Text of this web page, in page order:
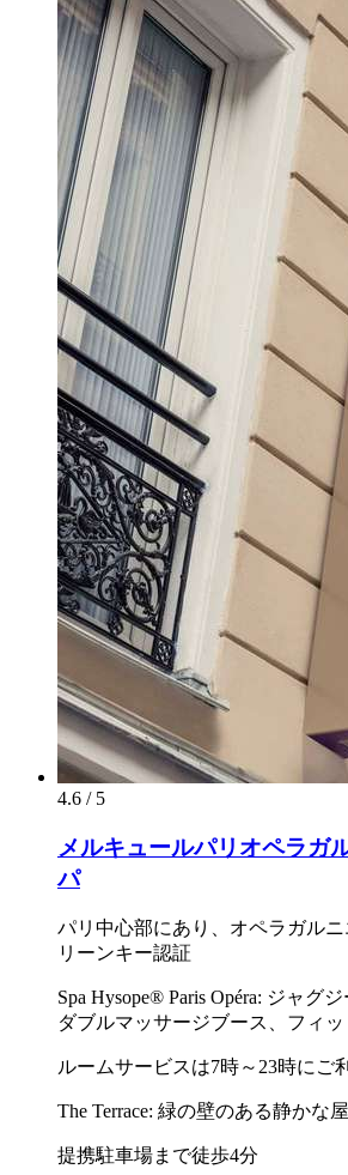
4.6 / 5
メルキュールパリオペラガ
パ
パリ中心部にあり、オペラガル
リーンキー認証
Spa Hysope® Paris Opéra: ジャグ
ダブルマッサージブース、フィ
ルームサービスは7時～23時にご
The Terrace: 緑の壁のある静かな
提携駐車場まで徒歩4分